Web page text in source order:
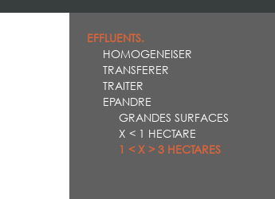
EFFLUENTS.
HOMOGENEISER
TRANSFERER
TRAITER
EPANDRE
GRANDES SURFACES
X < 1 HECTARE
1 < X > 3 HECTARES